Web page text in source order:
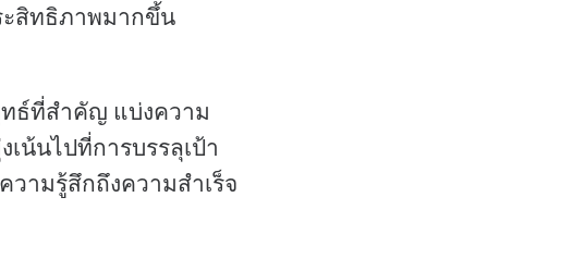
สิทธิภาพมากขึ้น
ธ์ที่สำคัญ แบ่งความ
น้นไปที่การบรรลุเป้า
วามรู้สึกถึงความสำเร็จ